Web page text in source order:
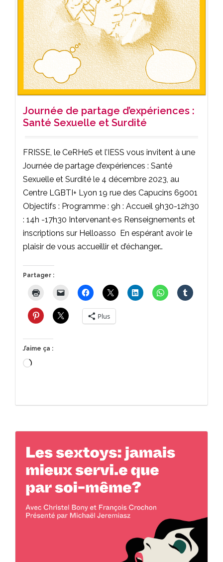
Journée de partage d’expériences :
Santé Sexuelle et Surdité
FRISSE, le CeRHeS et l’IESS vous invitent à une
Journée de partage d’expériences : Santé
Sexuelle et Surdité le 4 décembre 2023, au
Centre LGBTI+ Lyon 19 rue des Capucins 69001
Objectifs : Programme : 9h : Accueil 9h30-12h30
: 14h -17h30 Intervenant·e·s Renseignements et
inscriptions sur Helloasso En espérant avoir le
plaisir de vous accueillir et d’échanger…
Partager :
Plus
J’aime ça :
Chargement…